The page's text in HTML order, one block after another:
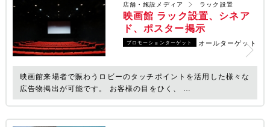
店舗・施設メディア ラック設置
映画館 ラック設置、シネア
ド、ポスター掲示
プロモーションターゲット オールターゲット
映画館来場者で賑わうロビーのタッチポイントを活用した様々な
広告物掲出が可能です。 お客様の目をひく、 …